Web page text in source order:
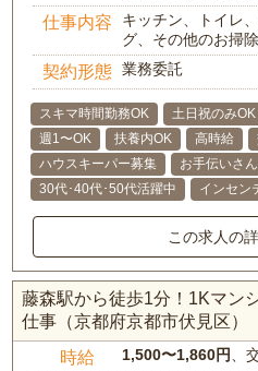
仕事内容
キッチン、トイレ
グ、その他のお掃除
契約形態 業務委託
スキマ時間勤務OK 土日祝のみOK
週1〜OK
扶養内OK 高時給
ハウスキーパー募集
お手伝いさ
30代･40代･50代活躍中
インセン
この求人の
藤森駅から徒歩1分！1Kマン
仕事（京都府京都市伏見区）
時給 1,500〜1,860円 、